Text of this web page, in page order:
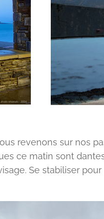
revenons sur nos
ce matin sont
Se stabiliser